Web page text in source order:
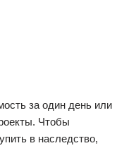
за один день или
Чтобы
в наследство,